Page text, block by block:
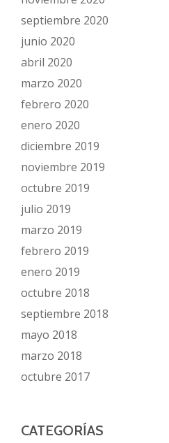
septiembre 2020
junio 2020
abril 2020
marzo 2020
febrero 2020
enero 2020
diciembre 2019
noviembre 2019
octubre 2019
julio 2019
marzo 2019
febrero 2019
enero 2019
octubre 2018
septiembre 2018
mayo 2018
marzo 2018
octubre 2017
CATEGORÍAS